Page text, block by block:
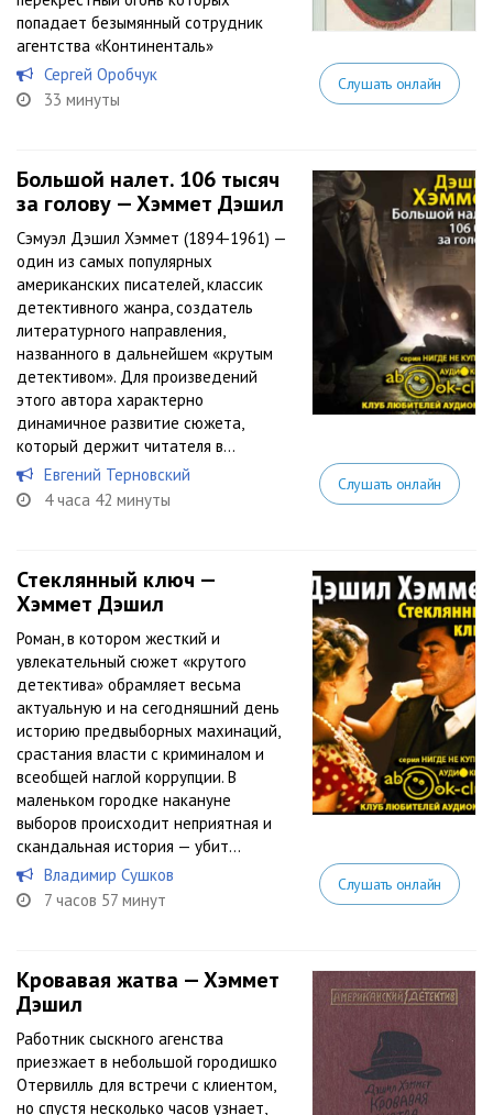
попадает безымянный сотрудник
агентства «Континенталь»
Сергей Оробчук
33 минуты
Слушать онлайн
Большой налет. 106 тысяч
за голову — Хэммет Дэшил
Сэмуэл Дэшил Хэммет (1894-1961) —
один из самых популярных
американских писателей, классик
детективного жанра, создатель
литературного направления,
названного в дальнейшем «крутым
детективом». Для произведений
этого автора характерно
динамичное развитие сюжета,
который держит читателя в...
Евгений Терновский
4 часа 42 минуты
Слушать онлайн
Стеклянный ключ —
Хэммет Дэшил
Роман, в котором жесткий и
увлекательный сюжет «крутого
детектива» обрамляет весьма
актуальную и на сегодняшний день
историю предвыборных махинаций,
срастания власти с криминалом и
всеобщей наглой коррупции. В
маленьком городке накануне
выборов происходит неприятная и
скандальная история — убит...
Владимир Сушков
7 часов 57 минут
Слушать онлайн
Кровавая жатва — Хэммет
Дэшил
Работник сыскного агенства
приезжает в небольшой городишко
Отервилль для встречи с клиентом,
но спустя несколько часов узнает,